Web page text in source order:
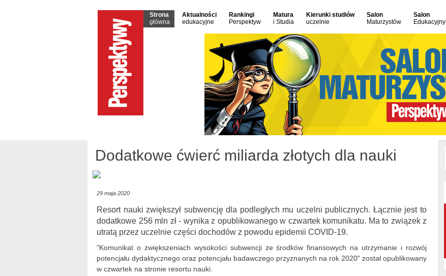
Strona
główna
Aktualności
edukacyjne
Rankingi
Perspektyw
Matura
i Studia
Kierunki studiów
uczelnie
Salon
Maturzystów
Salon
Edukacyjny
Dodatkowe ćwierć miliarda złotych dla nauki
29 maja 2020
Resort nauki zwiększył subwencję dla podległych mu uczelni publicznych. Łącznie jest to
dodatkowe 256 mln zł - wynika z opublikowanego w czwartek komunikatu. Ma to związek z
utratą przez uczelnie części dochodów z powodu epidemii COVID-19.
"Komunikat o zwiększeniach wysokości subwencji ze środków finansowych na utrzymanie i rozwój
potencjału dydaktycznego oraz potencjału badawczego przyznanych na rok 2020" został opublikowany
w czwartek na stronie resortu nauki.